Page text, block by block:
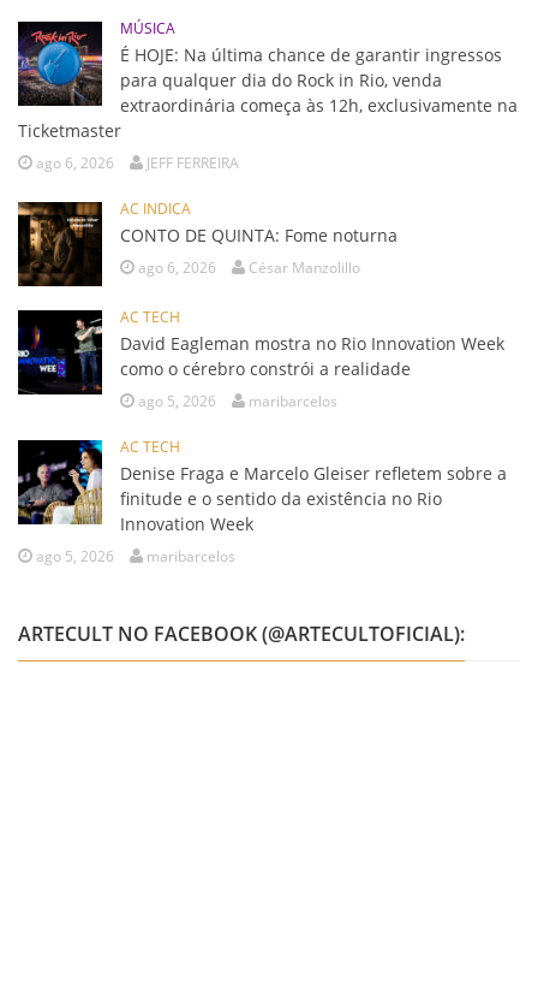
MÚSICA
É HOJE: Na última chance de garantir ingressos
para qualquer dia do Rock in Rio, venda
extraordinária começa às 12h, exclusivamente na
Ticketmaster
ago 6, 2026 JEFF FERREIRA
AC INDICA
CONTO DE QUINTA: Fome noturna
ago 6, 2026 César Manzolillo
AC TECH
David Eagleman mostra no Rio Innovation Week
como o cérebro constrói a realidade
ago 5, 2026 maribarcelos
AC TECH
Denise Fraga e Marcelo Gleiser refletem sobre a
finitude e o sentido da existência no Rio
Innovation Week
ago 5, 2026 maribarcelos
ARTECULT NO FACEBOOK (@ARTECULTOFICIAL):